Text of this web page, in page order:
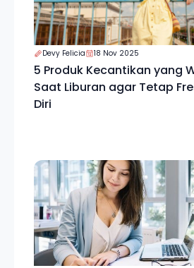
Devy Felicia 18 Nov 2025
5 Produk Kecantikan yang
Saat Liburan agar Tetap
Diri